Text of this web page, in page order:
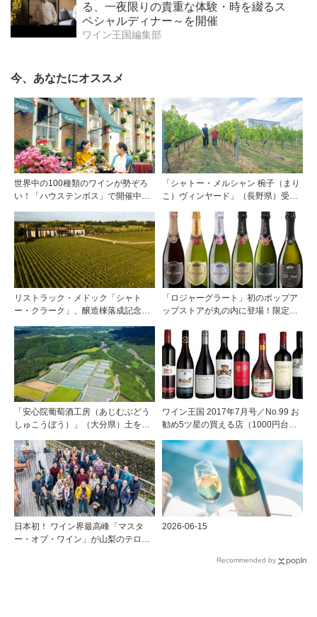
る、一夜限りの貴重な体験・時を綴るス
ペシャルディナー～を開催
ワイン王国編集部
今、あなたにオススメ
世界中の100種類のワインが勢ぞろ
い！「ハウステンボス」で開催中の
ン祭
「シャトー・メルシャン 椀子（まり
こ）ヴィンヤード」（長野県）受け
の魅力
リストラック・メドック「シャト
ー・クラーク」、醸造棟落成記念夕
「ロジャーグラート」初のポップア
ップストアが丸の内に登場！限定キ
「安心院葡萄酒工房（あじむぶどう
しゅこうぼう）」（大分県）土を作
ワインに実を結ぶ
ワイン王国 2017年7月号／No.99 お
勧め5ツ星の買える店（1000円台で
ン）
日本初！ ワイン界最高峰「マスタ
ー・オブ・ワイン」が山梨のテロワ
2026-06-15
Recommended by